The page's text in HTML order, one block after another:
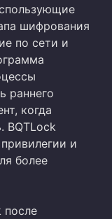
шифрования
по сети и
раннего
когда
BQTLock
и
более
после